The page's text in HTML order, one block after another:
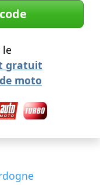
le
gratuit
moto